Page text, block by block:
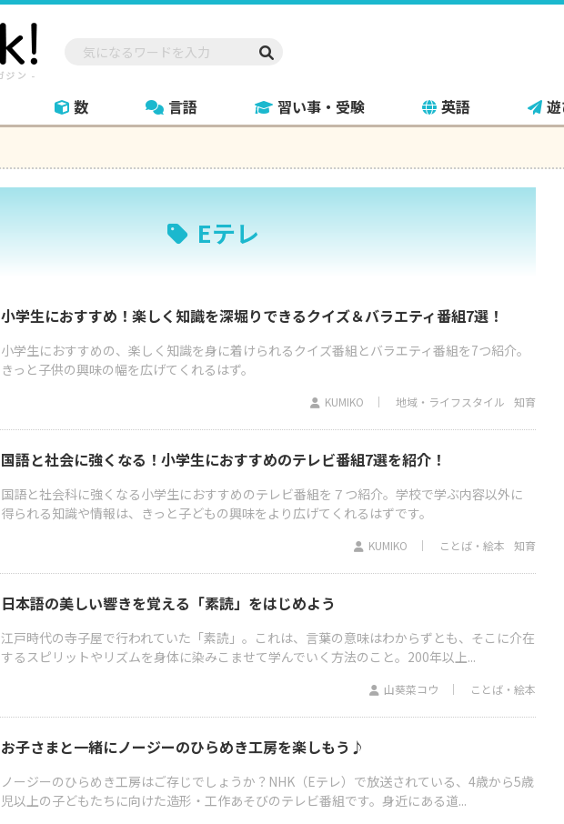
数 言語 習い事・受験 英語
Eテレ
小学生におすすめ！楽しく知識を深堀りできるクイズ＆バラエティ番組7選！
小学生におすすめの、楽しく知識を身に着けられるクイズ番組とバラエティ番組を7つ紹介。
きっと子供の興味の幅を広げてくれるはず。
KUMIKO 地域・ライフスタイル 知育
国語と社会に強くなる！小学生におすすめのテレビ番組7選を紹介！
国語と社会科に強くなる小学生におすすめのテレビ番組を７つ紹介。学校で学ぶ内容以外に
得られる知識や情報は、きっと子どもの興味をより広げてくれるはずです。
KUMIKO ことば・絵本 知育
日本語の美しい響きを覚える「素読」をはじめよう
江戸時代の寺子屋で行われていた「素読」。これは、言葉の意味はわからずとも、そこに介在
するスピリットやリズムを身体に染みこませて学んでいく方法のこと。200年以上...
山葵菜コウ ことば・絵本
お子さまと一緒にノージーのひらめき工房を楽しもう♪
ノージーのひらめき工房はご存じでしょうか？NHK（Eテレ）で放送されている、4歳から5歳
児以上の子どもたちに向けた造形・工作あそびのテレビ番組です。身近にある道...